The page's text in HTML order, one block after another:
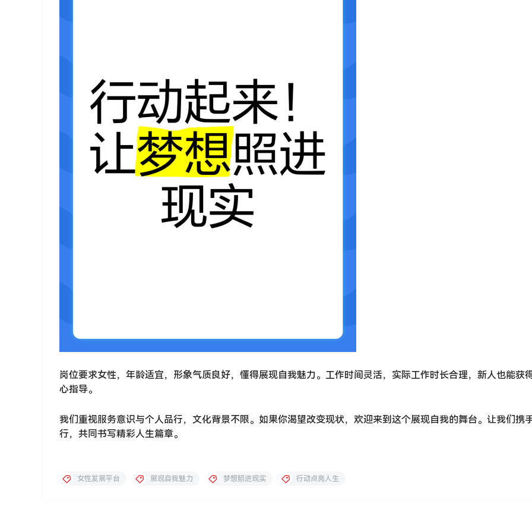
岗位要求女性，年龄适宜，形象气质良好，懂得展现自我魅力。工作时间灵活，实际工作时长合理，新人也能获
心指导。
我们重视服务意识与个人品行，文化背景不限。如果你渴望改变现状，欢迎来到这个展现自我的舞台。让我们携
行，共同书写精彩人生篇章。
女性发展平台 展现自我魅力 梦想照进现实 行动点亮人生